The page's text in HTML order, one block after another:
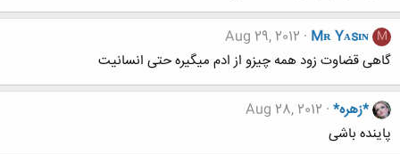
M
Mʀ Yᴀsɪɴ
Aug 29, 2012
گاهی قضاوت زود همه چیزو از ادم میگیره حتی انسانیت
*زهره* Aug 28, 2012
پاینده باشی